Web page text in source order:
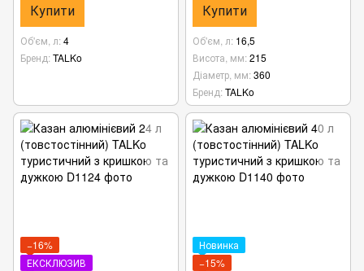
Купити
Об'єм, л 4
Бренд TALKo
Купити
Об'єм, л 16,5
Висота, мм 215
Діаметр, мм 360
Бренд TALKo
−16%
ЕКСКЛЮЗИВ
Новинка
−15%